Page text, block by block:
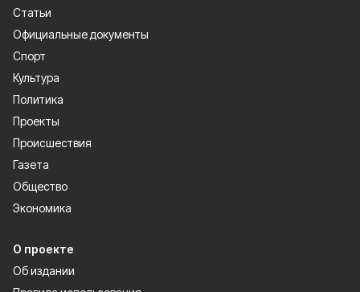
Статьи
Официальные документы
Спорт
Культура
Политика
Проекты
Происшествия
Газета
Общество
Экономика
О проекте
Об издании